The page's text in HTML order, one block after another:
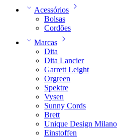
Acessórios
Bolsas
Cordões
Marcas
Dita
Dita Lancier
Garrett Leight
Orgreen
Spektre
Vysen
Sunny Cords
Brett
Unique Design Milano
Einstoffen